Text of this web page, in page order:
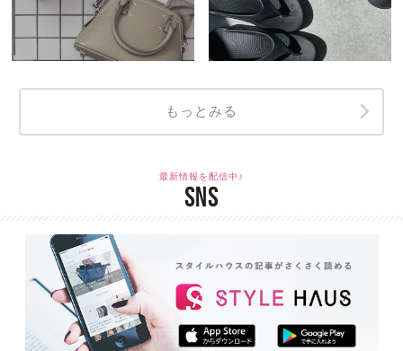
もっとみる
最新情報を配信中♪
SNS